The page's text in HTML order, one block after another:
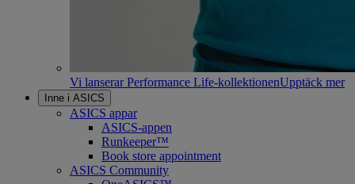
Vi lanserar Performance Life-kollektionenUpptäck mer
Inne i ASICS
ASICS appar
ASICS-appen
Runkeeper™
Book store appointment
ASICS Community